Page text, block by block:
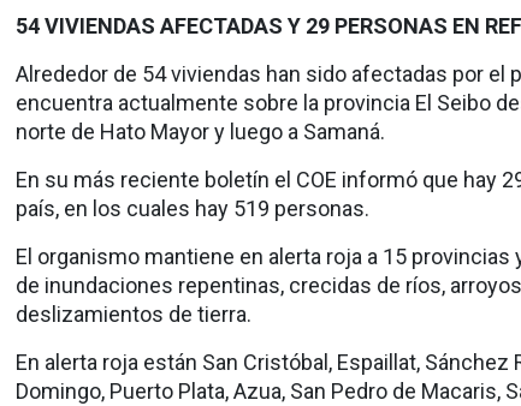
54 VIVIENDAS AFECTADAS Y 29 PERSONAS EN
Alrededor de 54 viviendas han sido afectadas por el
encuentra actualmente sobre la provincia El Seibo
norte de Hato Mayor y luego a Samaná.
En su más reciente boletín el COE informó que hay
país, en los cuales hay 519 personas.
El organismo mantiene en alerta roja a 15 provincias
de inundaciones repentinas, crecidas de ríos,
deslizamientos de tierra.
En alerta roja están San Cristóbal, Espaillat, Sánchez
Domingo, Puerto Plata, Azua, San Pedro de Macaris,